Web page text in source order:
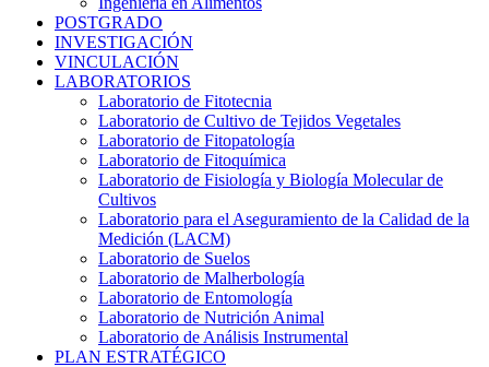
POSTGRADO
INVESTIGACIÓN
VINCULACIÓN
LABORATORIOS
Laboratorio de Fitotecnia
Laboratorio de Cultivo de Tejidos Vegetales
Laboratorio de Fitopatología
Laboratorio de Fitoquímica
Laboratorio de Fisiología y Biología Molecular de
Cultivos
Laboratorio para el Aseguramiento de la Calidad de la
Medición (LACM)
Laboratorio de Suelos
Laboratorio de Malherbología
Laboratorio de Entomología
Laboratorio de Nutrición Animal
Laboratorio de Análisis Instrumental
PLAN ESTRATÉGICO